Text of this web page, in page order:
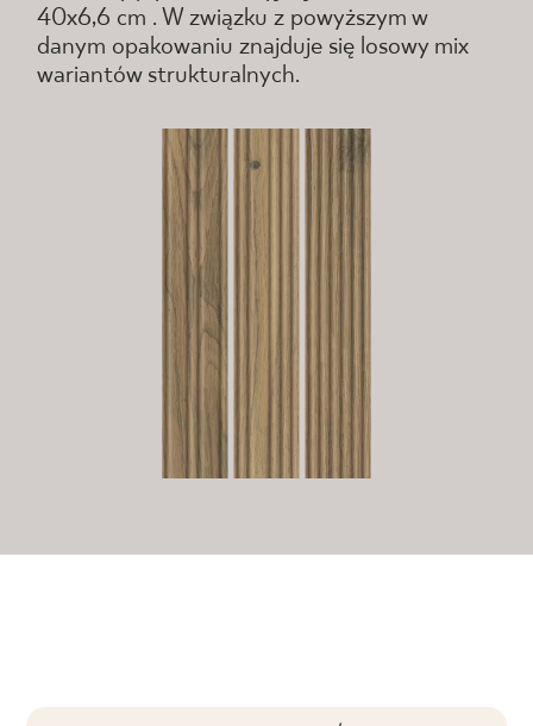
40x6,6 cm . W związku z powyższym w
danym opakowaniu znajduje się losowy mix
wariantów strukturalnych.